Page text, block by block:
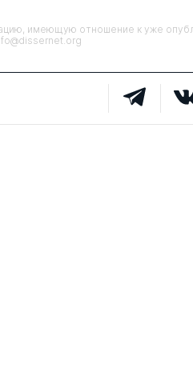
имеющую отношение к уже